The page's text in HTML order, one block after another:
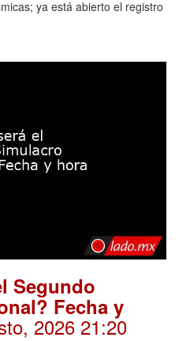
ya está abierto el registro
Segundo
Fecha y
2026 21:20